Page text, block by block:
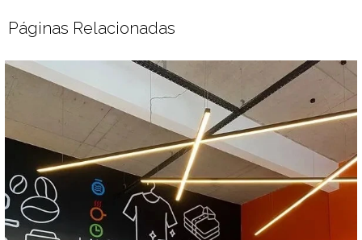
Páginas Relacionadas